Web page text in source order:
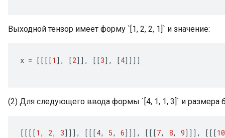
Выходной тензор имеет форму `[1, 2, 2, 1]` и значение:
x = [[[[1 ] , [2]] , [[3] , [4]]]]
(2) Для следующего ввода формы `[4, 1, 1, 3]` и размера
[[[[1 , 2, 3]]] , [[[4, 5, 6]]] , [[[7, 8, 9]]] , [[[10